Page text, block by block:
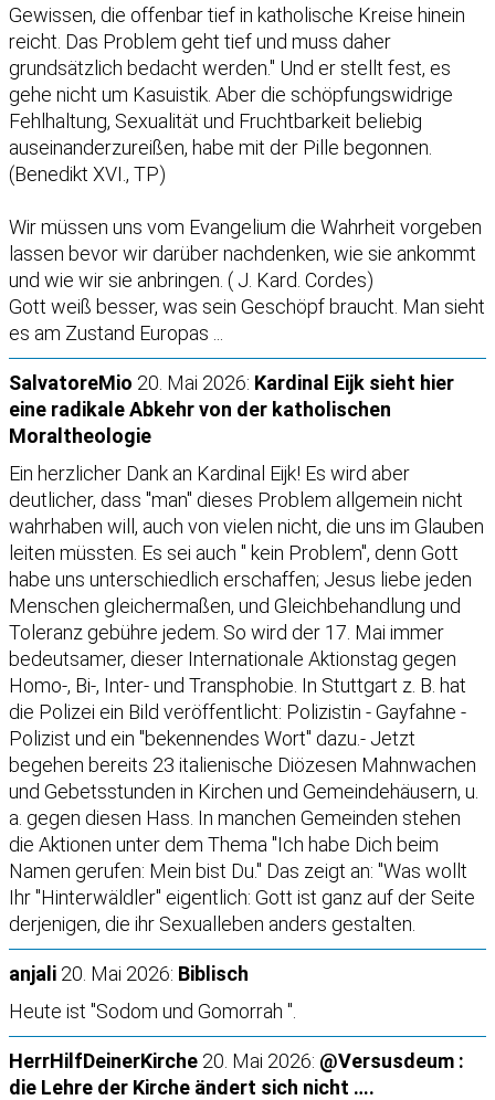
Gewissen, die offenbar tief in katholische Kreise hinein
reicht. Das Problem geht tief und muss daher
grundsätzlich bedacht werden." Und er stellt fest, es
gehe nicht um Kasuistik. Aber die schöpfungswidrige
Fehlhaltung, Sexualität und Fruchtbarkeit beliebig
auseinanderzureißen, habe mit der Pille begonnen.
(Benedikt XVI., TP)
Wir müssen uns vom Evangelium die Wahrheit vorgeben
lassen bevor wir darüber nachdenken, wie sie ankommt
und wie wir sie anbringen. ( J. Kard. Cordes)
Gott weiß besser, was sein Geschöpf braucht. Man sieht
es am Zustand Europas ...
SalvatoreMio 20. Mai 2026: Kardinal Eijk sieht hier
eine radikale Abkehr von der katholischen
Moraltheologie
Ein herzlicher Dank an Kardinal Eijk! Es wird aber
deutlicher, dass "man" dieses Problem allgemein nicht
wahrhaben will, auch von vielen nicht, die uns im Glauben
leiten müssten. Es sei auch " kein Problem", denn Gott
habe uns unterschiedlich erschaffen; Jesus liebe jeden
Menschen gleichermaßen, und Gleichbehandlung und
Toleranz gebühre jedem. So wird der 17. Mai immer
bedeutsamer, dieser Internationale Aktionstag gegen
Homo-, Bi-, Inter- und Transphobie. In Stuttgart z. B. hat
die Polizei ein Bild veröffentlicht: Polizistin - Gayfahne -
Polizist und ein "bekennendes Wort" dazu.- Jetzt
begehen bereits 23 italienische Diözesen Mahnwachen
und Gebetsstunden in Kirchen und Gemeindehäusern, u.
a. gegen diesen Hass. In manchen Gemeinden stehen
die Aktionen unter dem Thema "Ich habe Dich beim
Namen gerufen: Mein bist Du." Das zeigt an: "Was wollt
Ihr "Hinterwäldler" eigentlich: Gott ist ganz auf der Seite
derjenigen, die ihr Sexualleben anders gestalten.
anjali 20. Mai 2026: Biblisch
Heute ist "Sodom und Gomorrah ".
HerrHilfDeinerKirche 20. Mai 2026: @Versusdeum :
die Lehre der Kirche ändert sich nicht ….